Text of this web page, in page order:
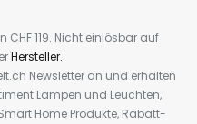
119. Nicht einlösbar auf
Hersteller.
Newsletter an und erhalten
Lampen und Leuchten,
Home Produkte, Rabatt-